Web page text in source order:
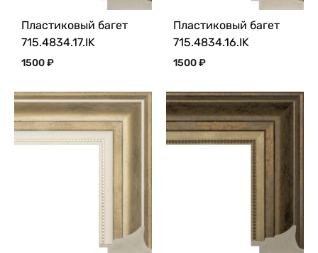
Пластиковый багет
715.4834.17.IK
1500₽
Пластиковый багет
715.4834.16.IK
1500₽